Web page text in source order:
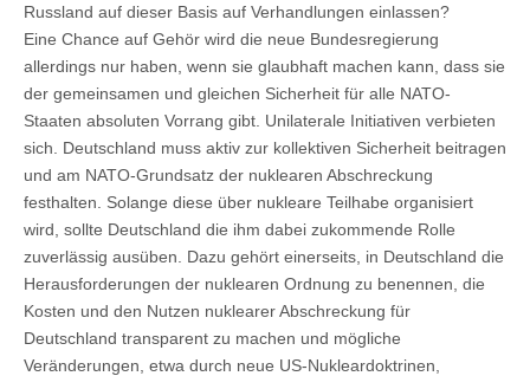
Russland auf dieser Basis auf Verhandlungen einlassen?
Eine Chance auf Gehör wird die neue Bundesregierung
allerdings nur haben, wenn sie glaubhaft machen kann, dass sie
der gemeinsamen und gleichen Sicherheit für alle NATO-
Staaten absoluten Vorrang gibt. Unilaterale Initiativen verbieten
sich. Deutschland muss aktiv zur kollektiven Sicherheit beitragen
und am NATO-Grundsatz der nuklearen Abschreckung
festhalten. Solange diese über nukleare Teilhabe organisiert
wird, sollte Deutschland die ihm dabei zukommende Rolle
zuverlässig ausüben. Dazu gehört einerseits, in Deutschland die
Herausforderungen der nuklearen Ordnung zu benennen, die
Kosten und den Nutzen nuklearer Abschreckung für
Deutschland transparent zu machen und mögliche
Veränderungen, etwa durch neue US-Nukleardoktrinen,